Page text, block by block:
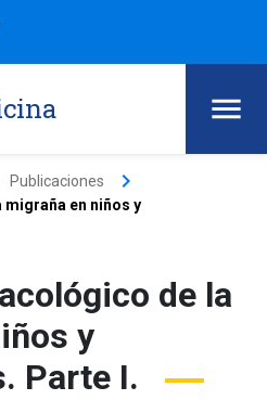
Publicaciones keyboard_arrow_right
en niños y
de la
y
Parte I.